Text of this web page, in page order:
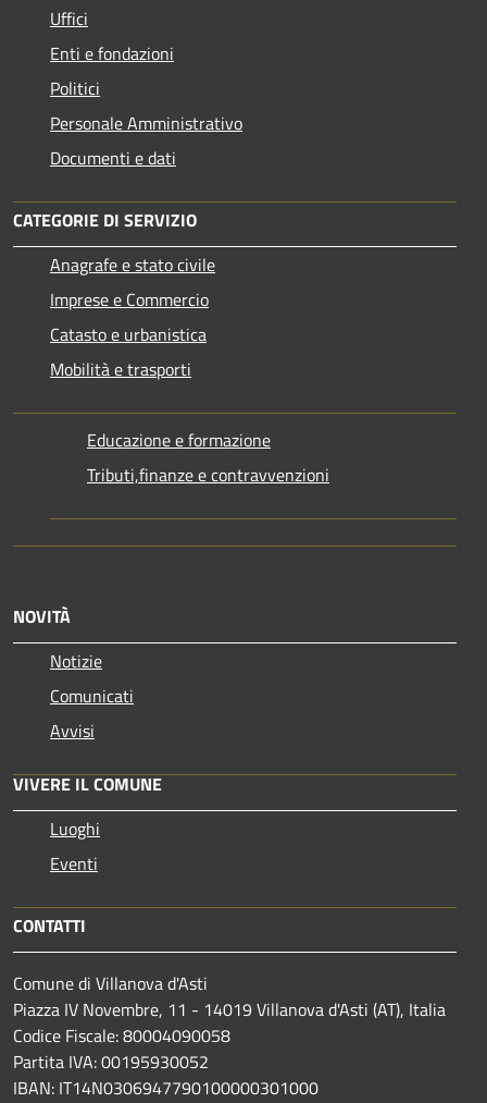
Uffici
Enti e fondazioni
Politici
Personale Amministrativo
Documenti e dati
CATEGORIE DI SERVIZIO
Anagrafe e stato civile
Imprese e Commercio
Catasto e urbanistica
Mobilità e trasporti
Educazione e formazione
Tributi,finanze e contravvenzioni
NOVITÀ
Notizie
Comunicati
Avvisi
VIVERE IL COMUNE
Luoghi
Eventi
CONTATTI
Comune di Villanova d'Asti
Piazza IV Novembre, 11 - 14019 Villanova d'Asti (AT), Italia
Codice Fiscale: 80004090058
Partita IVA: 00195930052
IBAN: IT14N0306947790100000301000